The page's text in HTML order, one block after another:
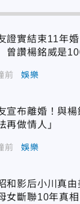
證實結束11年
讚楊銘威是
前 娛樂
宣布離婚！與
再做情人」
前 娛樂
和影后小川真
女斷聯10年真相